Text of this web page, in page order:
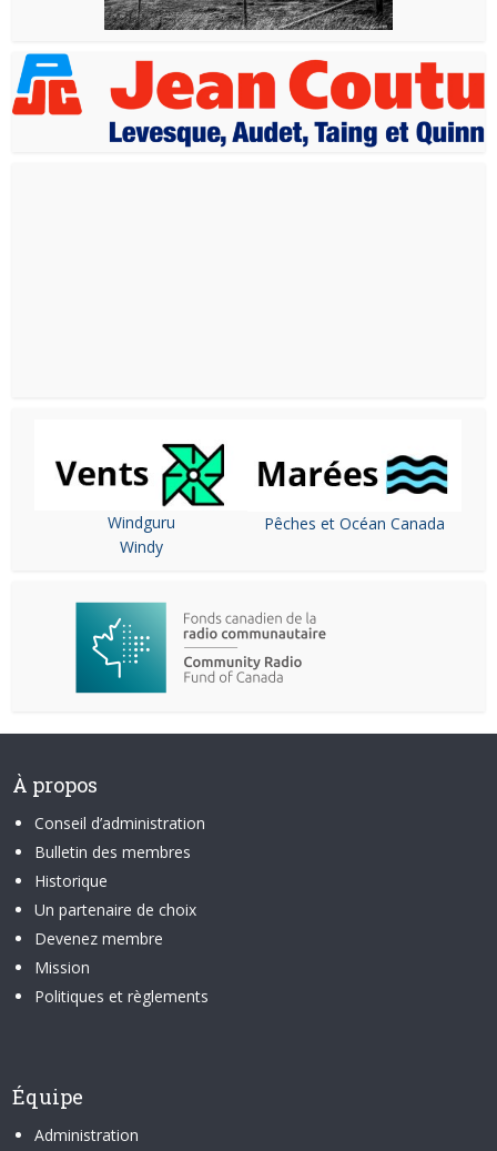
Windguru
Windy
Pêches et Océan Canada
À propos
Conseil d’administration
Bulletin des membres
Historique
Un partenaire de choix
Devenez membre
Mission
Politiques et règlements
Équipe
Administration